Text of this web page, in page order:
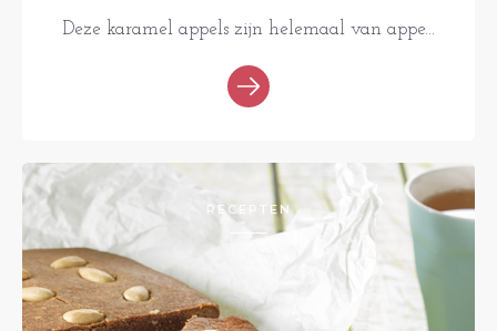
Deze karamel appels zijn helemaal van appe...
RECEPTEN